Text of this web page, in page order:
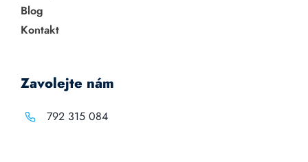
Blog
Kontakt
Zavolejte nám
792 315 084